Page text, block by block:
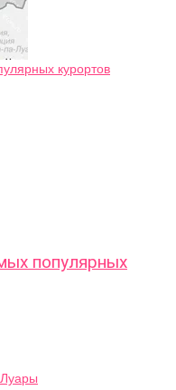
популярных